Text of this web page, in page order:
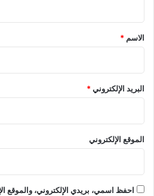
*
الاسم *
البريد الإلكتروني*
الموقع الإلكتروني
احفظ اسمي، بريدي الإلكتروني، والموقع